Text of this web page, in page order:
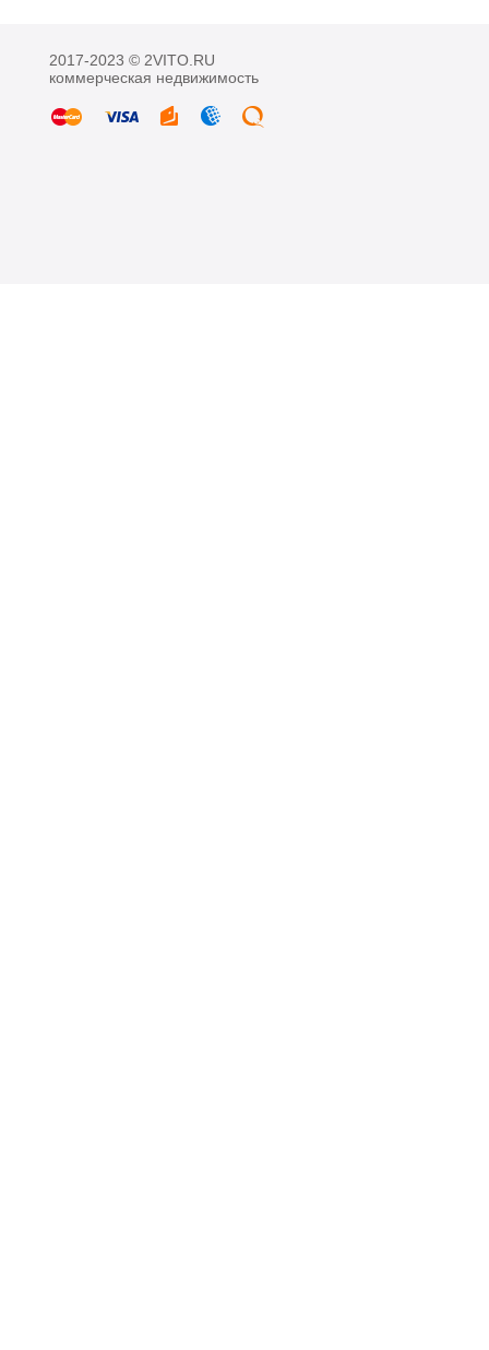
2017-2023 © 2VITO.RU
коммерческая недвижимость